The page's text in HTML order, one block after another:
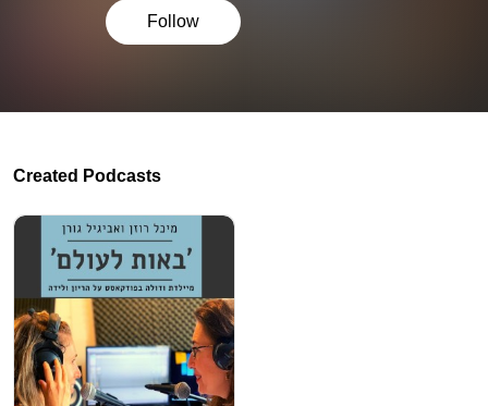
Follow
Created Podcasts